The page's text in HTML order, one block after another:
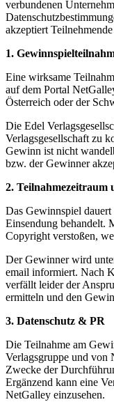
verbundenen
akzeptiert
1.
Eine wirksame
auf dem Portal
Österreich oder der
Die Edel
Verlagsgesellschaft zu
Gewinn ist nicht
bzw. der Gewinner
2. Teilnahmezeitraum
Das Gewinnspiel
Einsendung behandelt.
Copyright verstoßen,
Der Gewinner wird
email informiert. Nach
verfällt leider der
ermitteln und den
3. Datenschutz & PR
Die Teilnahme am
Verlagsgruppe und von
Zwecke der
Ergänzend kann eine
NetGalley einzusehen.